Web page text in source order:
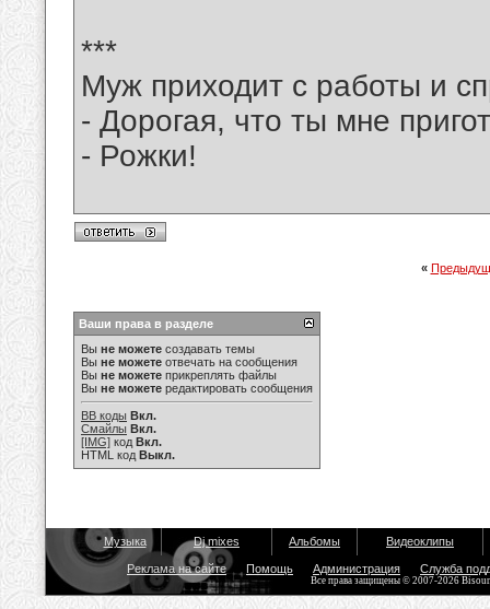
***
Муж приходит с работы и
- Дорогая, что ты мне
- Рожки!
«
Ваши права в разделе
Вы не можете создавать темы
Вы не можете отвечать на сообщения
Вы не можете прикреплять файлы
Вы не можете редактировать сообщения
BB коды Вкл.
Смайлы Вкл.
[IMG] код Вкл.
HTML код Выкл.
Музыка Dj mixes Альбомы Видеоклипы
Реклама на сайте Помощь Администрация Служба
Все права защищены © 2007-2026